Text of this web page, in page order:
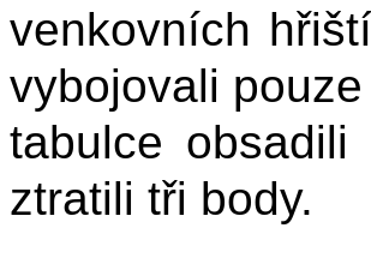
venkovních
vybojovali
tabulce
ztratili tři body.